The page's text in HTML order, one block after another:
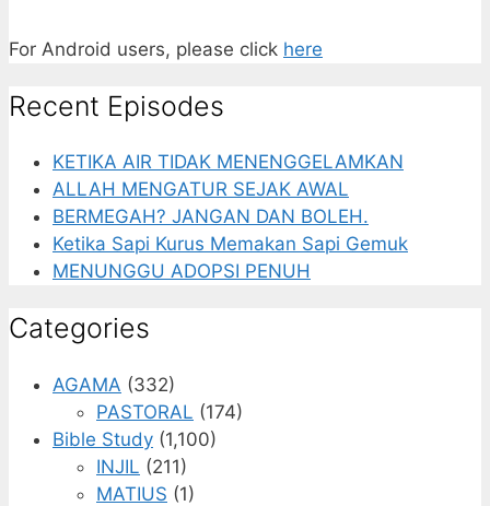
For Android users, please click here
Recent Episodes
KETIKA AIR TIDAK MENENGGELAMKAN
ALLAH MENGATUR SEJAK AWAL
BERMEGAH? JANGAN DAN BOLEH.
Ketika Sapi Kurus Memakan Sapi Gemuk
MENUNGGU ADOPSI PENUH
Categories
AGAMA (332)
PASTORAL (174)
Bible Study (1,100)
INJIL (211)
MATIUS (1)